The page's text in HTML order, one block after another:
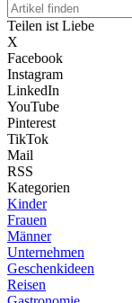
Teilen ist Liebe
X
Facebook
Instagram
LinkedIn
YouTube
Pinterest
TikTok
Mail
RSS
Kategorien
Kinder
Frauen
Männer
Unternehmen
Geschenkideen
Reisen